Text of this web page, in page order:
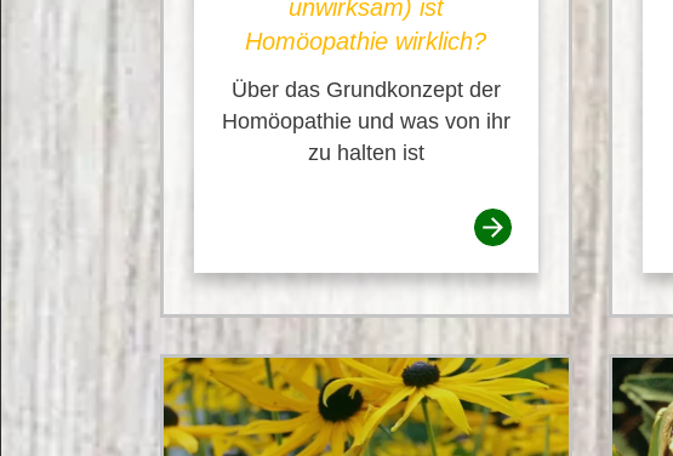
unwirksam) ist
Homöopathie wirklich?
Über das Grundkonzept der
Homöopathie und was von ihr
zu halten ist